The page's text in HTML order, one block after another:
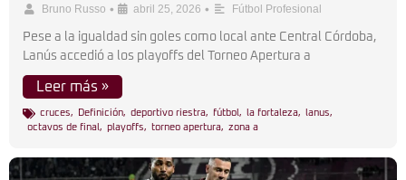
Bruno Russo • abril 25, 2026 • Fútbol Profesional
Pese a la igualdad sin goles como local ante Central Córdoba,
Lanús accedió a los playoffs del Torneo Apertura a
Leer más »
cruces, Definición, deportivo riestra, fútbol , la fortaleza, lanus,
octavos de final , playoffs, torneo apertura, zona a